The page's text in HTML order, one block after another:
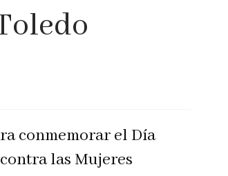
conmemorar el Día
las Mujeres